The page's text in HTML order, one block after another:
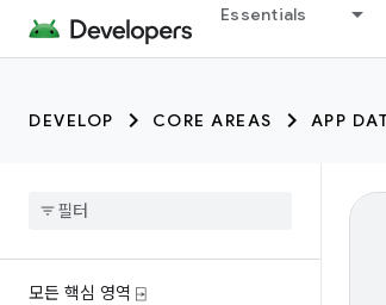
Essentials
DEVELOP CORE AREAS APP
모든 핵심 영역 ⍈